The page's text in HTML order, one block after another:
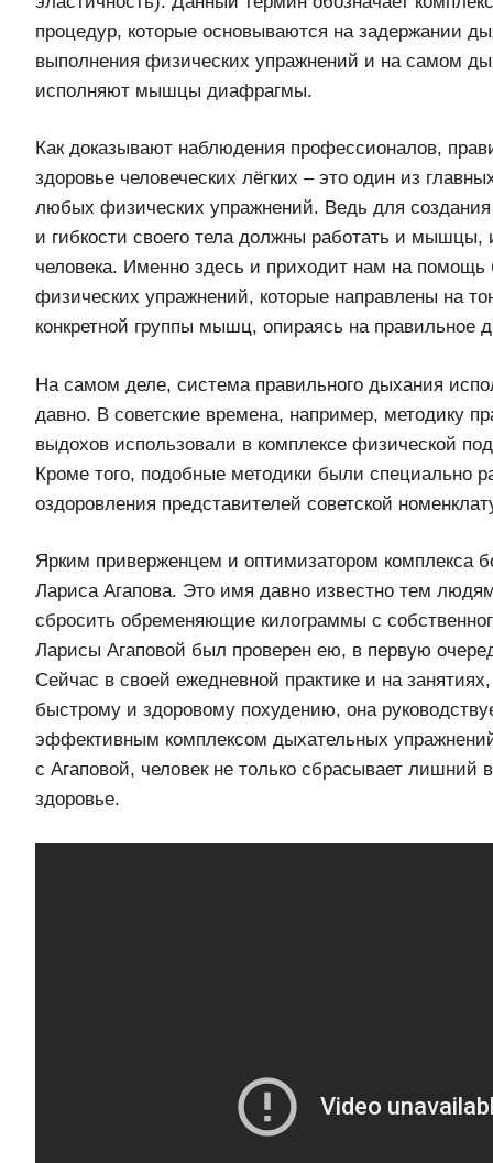
процедур, которые основываются на задержании
выполнения физических упражнений и на самом
исполняют мышцы диафрагмы.
Как доказывают наблюдения профессионалов,
здоровье человеческих лёгких – это один из
любых физических упражнений. Ведь для
и гибкости своего тела должны работать и мышцы,
человека. Именно здесь и приходит нам на помощь
физических упражнений, которые направлены на
конкретной группы мышц, опираясь на правильное
На самом деле, система правильного дыхания
давно. В советские времена, например, методику
выдохов использовали в комплексе физической
Кроме того, подобные методики были специально
оздоровления представителей советской
Ярким приверженцем и оптимизатором комплекса
Лариса Агапова. Это имя давно известно тем
сбросить обременяющие килограммы с
Ларисы Агаповой был проверен ею, в первую
Сейчас в своей ежедневной практике и на
быстрому и здоровому похудению, она
эффективным комплексом дыхательных
с Агаповой, человек не только сбрасывает лишний
здоровье.